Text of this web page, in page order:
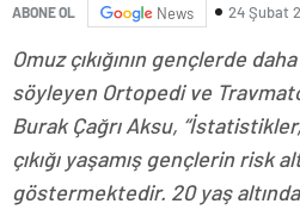
ABONE OL News 24 Şubat
Omuz çıkığının gençlerde
söyleyen Ortopedi ve
Burak Çağrı Aksu,
çıkığı yaşamış gençlerin risk
göstermektedir. 20 yaş